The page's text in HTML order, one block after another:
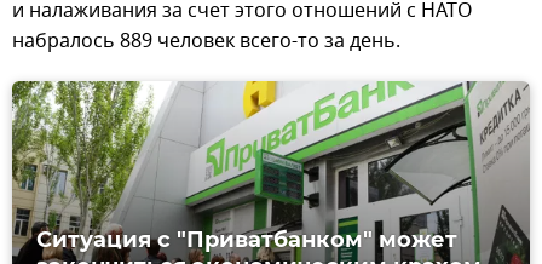
и налаживания за счет этого отношений с НАТО
набралось 889 человек всего-то за день.
Ситуация с "Приватбанком" может